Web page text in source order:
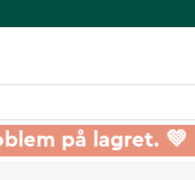
på lagret. 💚